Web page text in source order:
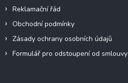
Reklamační řád
Obchodní podmínky
Zásady ochrany osobních údajů
Formulář pro odstoupení od smlouvy